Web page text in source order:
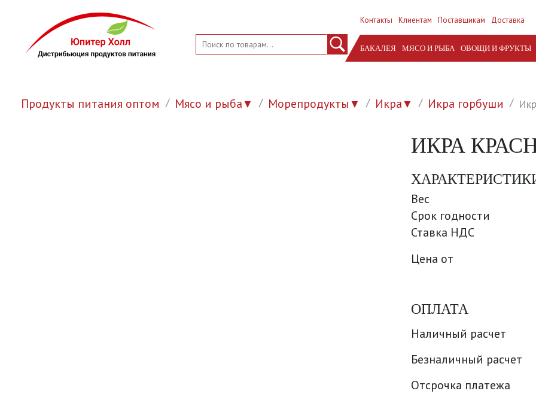
Контакты Клиентам Поставщикам Доставка
БАКАЛЕЯ МЯСО И РЫБА ОВОЩИ И ФРУКТЫ
Продукты питания оптом Мясо и рыба▼ Морепродукты ▼ Икра▼ Икра горбуши
ИКРА
Вес
Срок годности
Ставка НДС
Цена от
ОПЛАТА
Наличный расчет
Безналичный расчет
Отсрочка платежа